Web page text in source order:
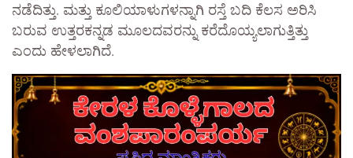
ನಡೆದಿತ್ತು. ಮತ್ತು ಕೂಲಿಯಾಳುಗಳನ್ನಾಗಿ ರಸ್ತೆ ಬದಿ ಕೆಲಸ ಅರಿಸಿ
ಬರುವ ಉತ್ತರಕನ್ನಡ ಮೂಲದವರನ್ನು ಕರೆದೊಯ್ಯಲಾಗುತ್ತಿತ್ತು
ಎಂದು ಹೇಳಲಾಗಿದೆ.